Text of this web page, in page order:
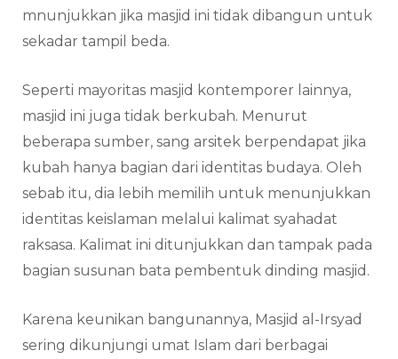
mnunjukkan jika masjid ini tidak dibangun untuk
sekadar tampil beda.
Seperti mayoritas masjid kontemporer lainnya,
masjid ini juga tidak berkubah. Menurut
beberapa sumber, sang arsitek berpendapat jika
kubah hanya bagian dari identitas budaya. Oleh
sebab itu, dia lebih memilih untuk menunjukkan
identitas keislaman melalui kalimat syahadat
raksasa. Kalimat ini ditunjukkan dan tampak pada
bagian susunan bata pembentuk dinding masjid.
Karena keunikan bangunannya, Masjid al-Irsyad
sering dikunjungi umat Islam dari berbagai